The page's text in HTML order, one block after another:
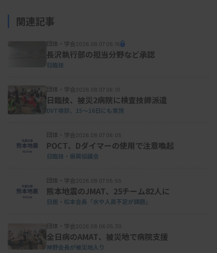
関連記事
団体・学会2026.08.07 06:15
長沢執行部の担当分野など承認
日臨技
団体・学会2026.08.07 06:10
日臨技、被災2病院に検査技師派遣
DVT検診、15～16日にも実施
団体・学会2026.08.07 06:05
POCT、Dダイマーの使用で注意喚起
日臨技・振興協議会
団体・学会2026.08.07 05:55
熊本地震のJMAT、25チーム82人に
日医・松本会長「水や人員不足が課題」
団体・学会2026.08.06 05:30
全日病のAMAT、被災地で病院支援
神野会長が被災地入り